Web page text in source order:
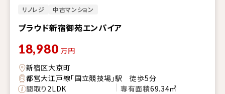
リノレジ 中古マンション
プラウド新宿御苑エンパイア
18,980 万円
新宿区大京町
都営大江戸線「国立競技場」駅 徒歩5分
間取り2LDK 専有面積69.34㎡